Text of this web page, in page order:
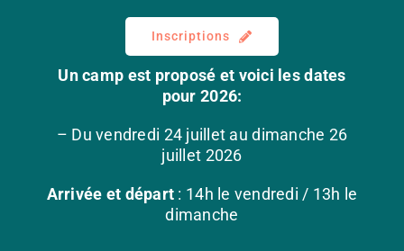
Inscriptions
Un camp est proposé et voici les dates
pour 2026:
– Du vendredi 24 juillet au dimanche 26
juillet 2026
Arrivée et départ : 14h le vendredi / 13h le
dimanche